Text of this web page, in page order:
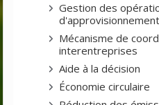
Gestion des
d'approvisionnement
Mécanisme de
interentreprises
Aide à la décision
Économie circulaire